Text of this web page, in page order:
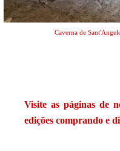
Caverna de
Visite as páginas de
edições comprando e